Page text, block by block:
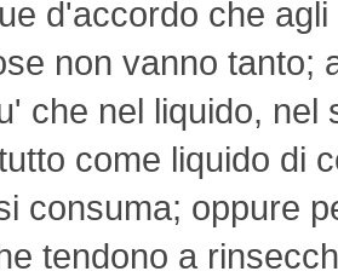
d'accordo che
non vanno tanto;
che nel liquido, nel
come liquido di
consuma; oppure
tendono a